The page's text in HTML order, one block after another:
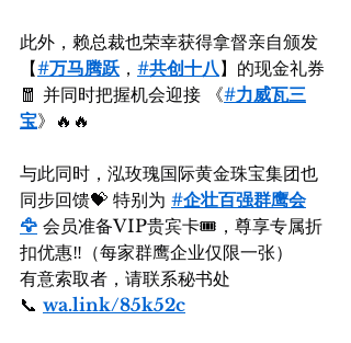
此外，赖总裁也荣幸获得拿督亲自颁发
【#万马腾跃 ， #共创十八】的现金礼券
🧧 并同时把握机会迎接 《#力威瓦三
宝》🔥🔥
与此同时，泓玫瑰国际黄金珠宝集团也
同步回馈💝 特别为 #企壮百强群鹰会
🦅 会员准备VIP贵宾卡🎟️，尊享专属折
扣优惠‼️（每家群鹰企业仅限一张）
有意索取者，请联系秘书处
📞 wa.link/85k52c